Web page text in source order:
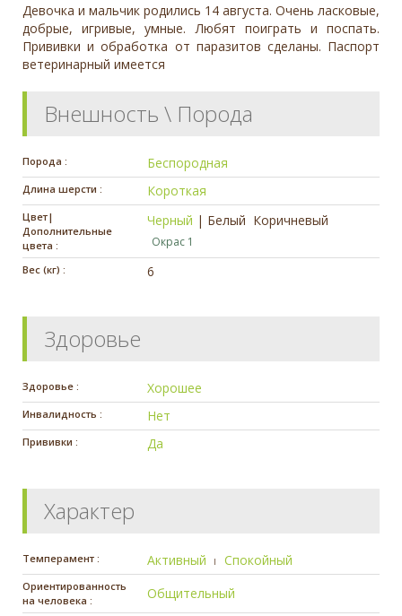
Девочка и мальчик родились 14 августа. Очень ласковые,
добрые, игривые, умные. Любят поиграть и поспать.
Прививки и обработка от паразитов сделаны. Паспорт
ветеринарный имеется
Внешность \ Порода
Порода : Беспородная
Длина шерсти : Короткая
Цвет|
Дополнительные
цвета :
Черный | Белый Коричневый
Окрас 1
Вес (кг) : 6
Здоровье
Здоровье : Хорошее
Инвалидность : Нет
Прививки : Да
Характер
Темперамент : Активный Спокойный
Ориентированность
на человека :
Общительный